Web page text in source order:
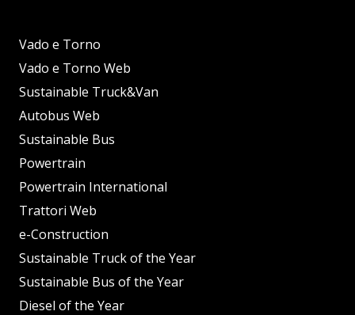
Vado e Torno
Vado e Torno Web
Sustainable Truck&Van
Autobus Web
Sustainable Bus
Powertrain
Powertrain International
Trattori Web
e-Construction
Sustainable Truck of the Year
Sustainable Bus of the Year
Diesel of the Year